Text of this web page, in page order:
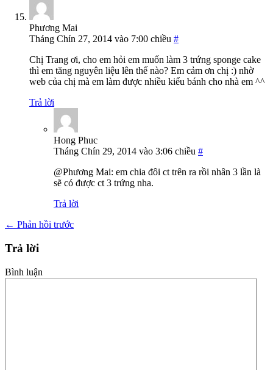
Phương Mai
Tháng Chín 27, 2014 vào 7:00 chiều #
Chị Trang ơi, cho em hỏi em muốn làm 3 trứng sponge cake
thì em tăng nguyên liệu lên thế nào? Em cảm ơn chị :) nhờ
web của chị mà em làm được nhiều kiểu bánh cho nhà em ^^
Trả lời
Hong Phuc
Tháng Chín 29, 2014 vào 3:06 chiều #
@Phương Mai: em chia đôi ct trên ra rồi nhân 3 lần là
sẽ có được ct 3 trứng nha.
Trả lời
← Phản hồi trước
Trả lời
Bình luận